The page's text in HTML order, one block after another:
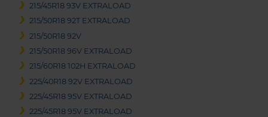
215/45R18 93V EXTRALOAD
215/50R18 92T EXTRALOAD
215/50R18 92V
215/50R18 96V EXTRALOAD
215/60R18 102H EXTRALOAD
225/40R18 92V EXTRALOAD
225/45R18 95V EXTRALOAD
225/45R18 95V EXTRALOAD